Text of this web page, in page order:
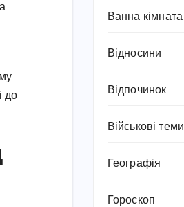
до
Ванна кімната
Відносини
Відпочинок
Військові теми
Географія
Гороскоп